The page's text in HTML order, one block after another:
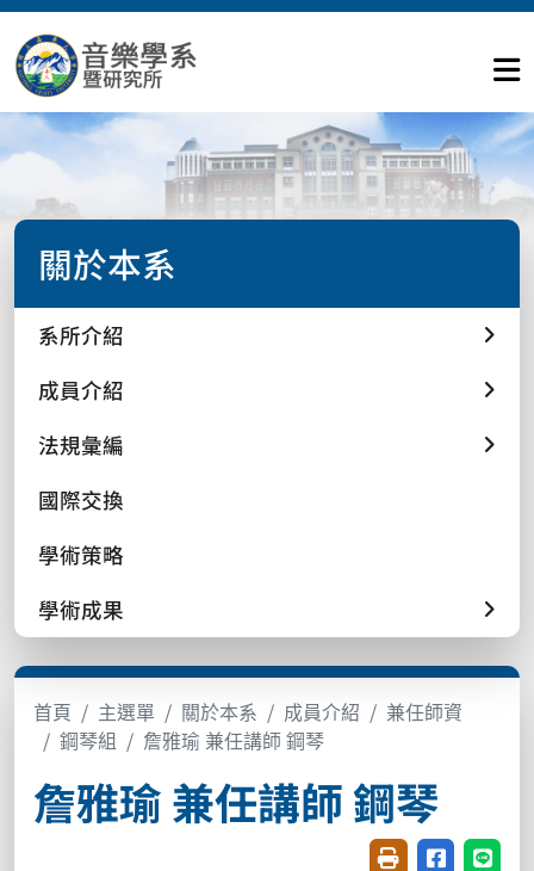
關於本系
系所介紹
成員介紹
法規彙編
國際交換
學術策略
學術成果
首頁 主選單 關於本系 成員介紹
兼任師資
鋼琴組
詹雅瑜 兼任講師 鋼琴
詹雅瑜 兼任講師 鋼琴
友善列印(開新視
分享至臉書
分享